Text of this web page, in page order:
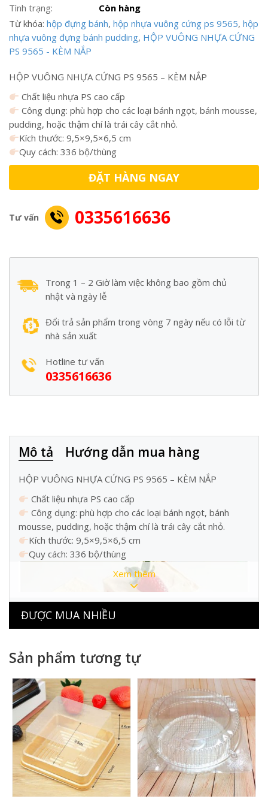
Tình trạng:
Còn hàng
Từ khóa: hộp đựng bánh, hộp nhựa vuông cứng ps 9565, hộp
nhựa vuông đựng bánh pudding, HỘP VUÔNG NHỰA CỨNG
PS 9565 - KÈM NẮP
HỘP VUÔNG NHỰA CỨNG PS 9565 – KÈM NẮP
Chất liệu nhựa PS cao cấp
Công dụng: phù hợp cho các loại bánh ngọt, bánh mousse,
pudding, hoặc thậm chí là trái cây cắt nhỏ.
Kích thước: 9,5×9,5×6,5 cm
Quy cách: 336 bộ/thùng
ĐẶT HÀNG NGAY
Tư vấn 0335616636
Trong 1 – 2 Giờ làm việc không bao gồm chủ
nhật và ngày lễ
Đổi trả sản phẩm trong vòng 7 ngày nếu có lỗi từ
nhà sản xuất
Hotline tư vấn
0335616636
Mô tả Hướng dẫn mua hàng
HỘP VUÔNG NHỰA CỨNG PS 9565 – KÈM NẮP
Chất liệu nhựa PS cao cấp
Công dụng: phù hợp cho các loại bánh ngọt, bánh
mousse, pudding, hoặc thậm chí là trái cây cắt nhỏ.
Kích thước: 9,5×9,5×6,5 cm
Quy cách: 336 bộ/thùng
Xem thêm
ĐƯỢC MUA NHIỀU
Sản phẩm tương tự